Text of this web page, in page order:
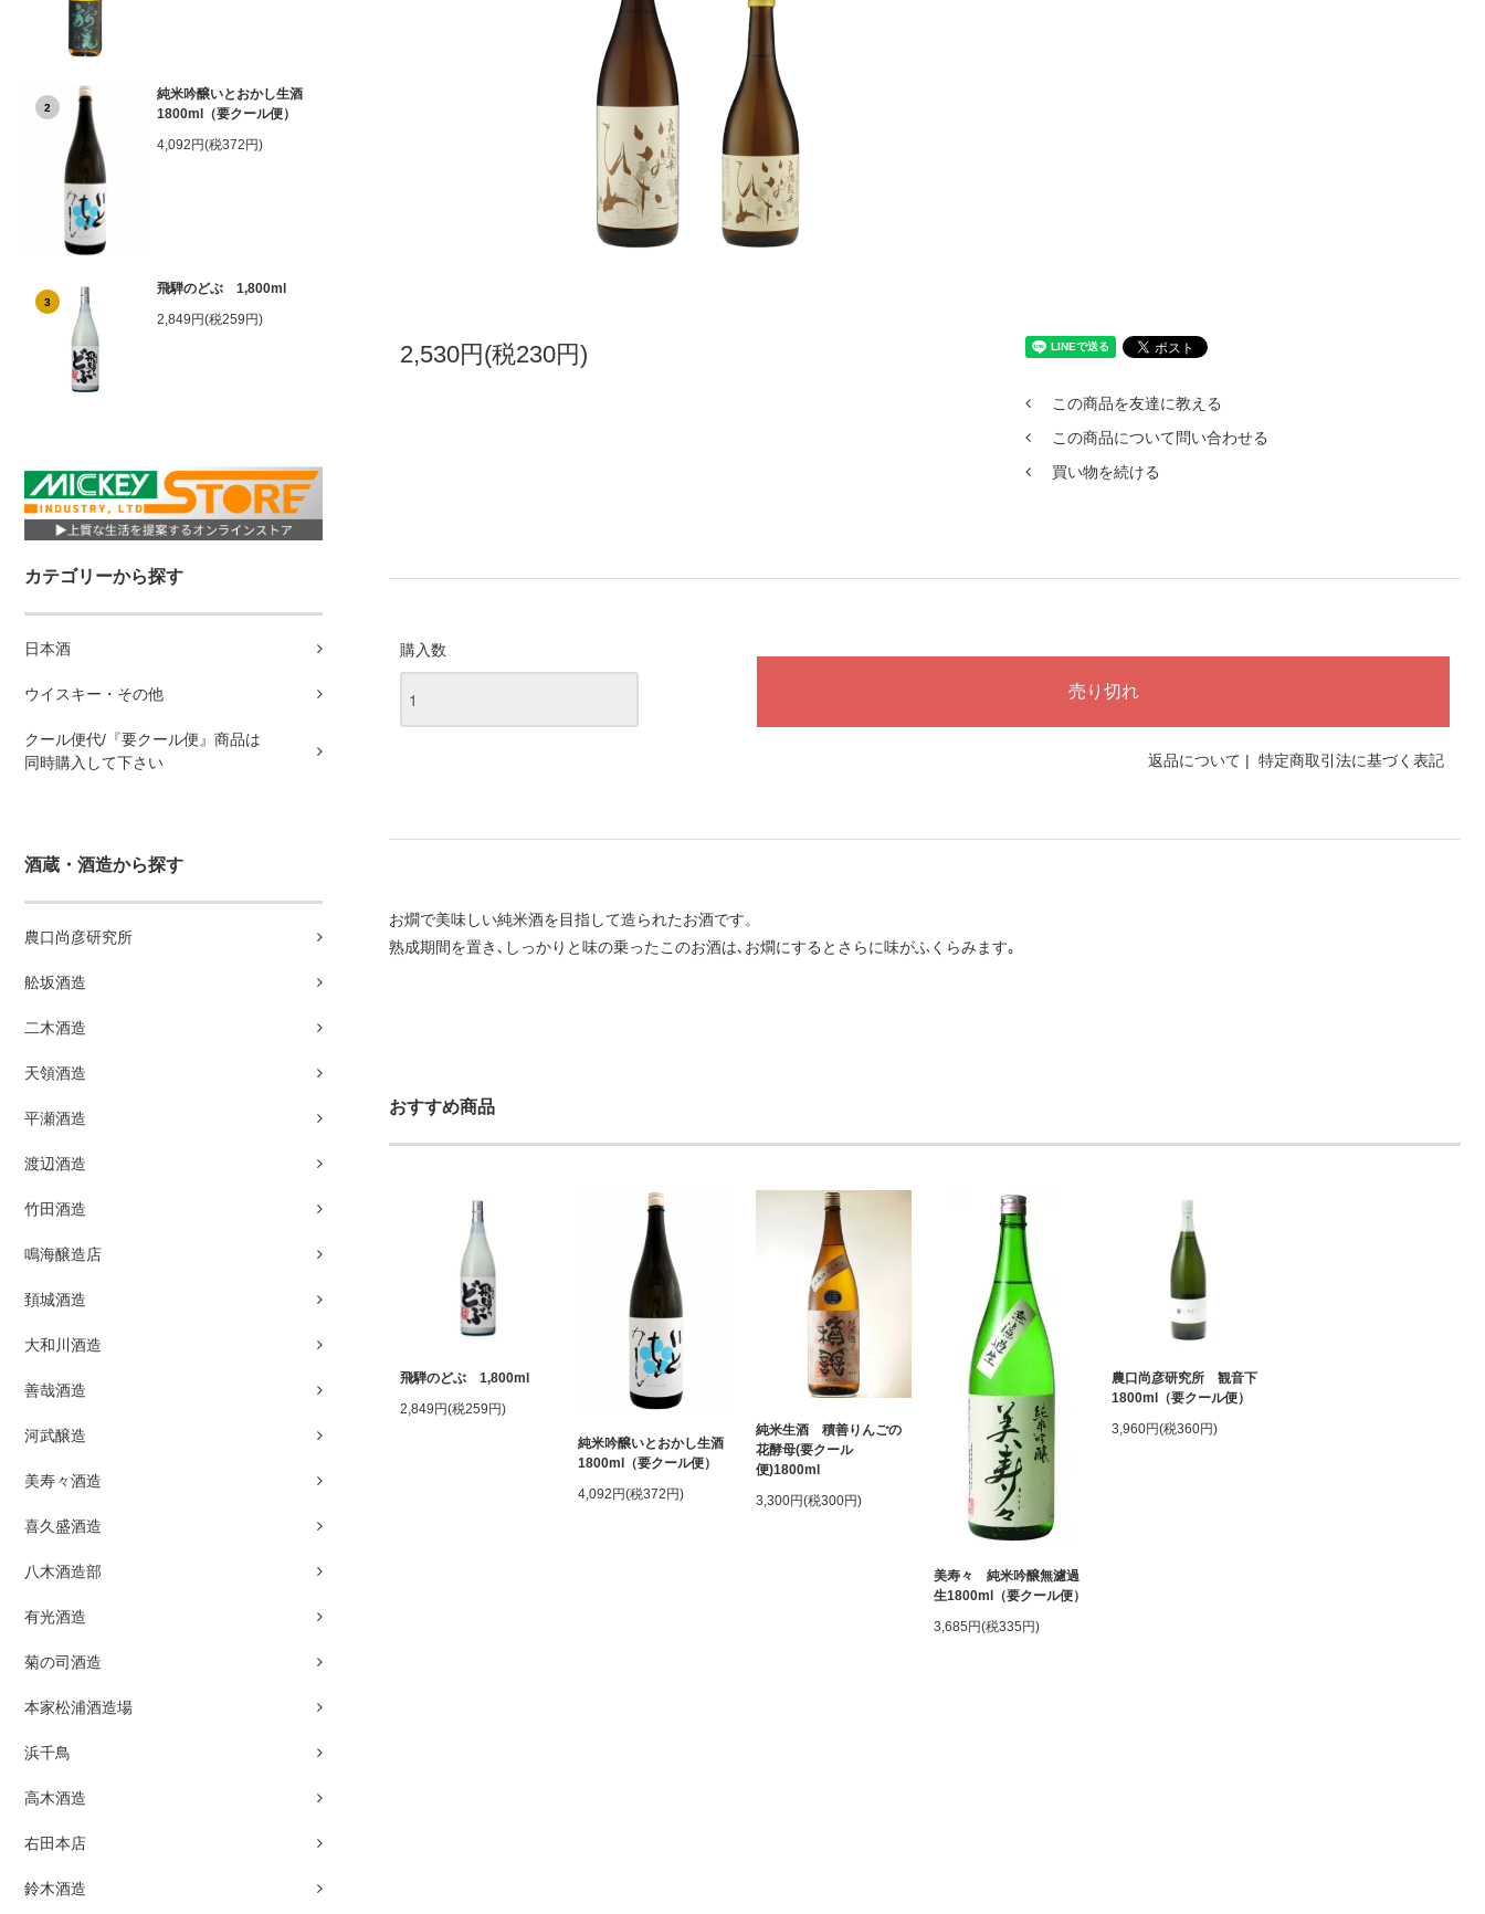
2
純米吟醸いとおかし生酒
1800ml（要クール便）
4,092円(税372円)
3
飛騨のどぶ 1,800ml
2,849円(税259円)
カテゴリーから探す
日本酒
ウイスキー・その他
クール便代/『要クール便』商品は
同時購入して下さい
酒蔵・酒造から探す
農口尚彦研究所
舩坂酒造
二木酒造
天領酒造
平瀬酒造
渡辺酒造
竹田酒造
鳴海醸造店
頚城酒造
大和川酒造
善哉酒造
河武醸造
美寿々酒造
喜久盛酒造
八木酒造部
有光酒造
菊の司酒造
本家松浦酒造場
浜千鳥
高木酒造
右田本店
鈴木酒造
2,530円(税230円)
この商品を友達に教える
この商品について問い合わせる
買い物を続ける
購入数
返品について | 特定商取引法に基づく表記
お燗で美味しい純米酒を目指して造られたお酒です。
熟成期間を置き､しっかりと味の乗ったこのお酒は､お燗にするとさらに味がふくらみます｡
おすすめ商品
飛騨のどぶ 1,800ml
2,849円(税259円)
純米吟醸いとおかし生酒
1800ml（要クール便）
4,092円(税372円)
純米生酒 積善りんごの
花酵母(要クール
便)1800ml
3,300円(税300円)
美寿々 純米吟醸無濾過
生1800ml（要クール便）
3,685円(税335円)
農口尚彦研究所 観音下
1800ml（要クール便）
3,960円(税360円)